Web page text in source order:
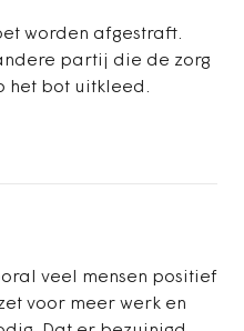
worden afgestraft.
partij die de zorg
het bot uitkleed.
veel mensen positief
voor meer werk en